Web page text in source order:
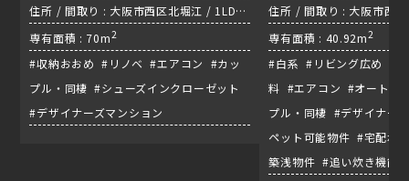
住所 / 間取り : 大阪市西区北堀江 / 1LDK
/ 四つ橋線『四ツ橋駅』
専有面積 : 70m2
#収納おおめ #リノベ #エアコン #カッ
プル・同棲 #シューズインクローゼット
#デザイナーズマンション
住所 / 間取り : 大阪市西
専有面積 : 40.92m2
#白系 #リビング広め #イ
料 #エアコン #オートロ
プル・同棲 #デザイナー
ペット可能物件 #宅配ボ
築浅物件 #追い炊き機能